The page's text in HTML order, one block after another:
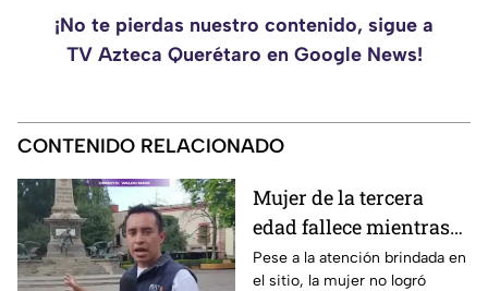
¡No te pierdas nuestro contenido, sigue a
TV Azteca Querétaro en Google News!
CONTENIDO RELACIONADO
Mujer de la tercera
edad fallece mientras
caminaba por el Centro
de Querétaro
Pese a la atención brindada en
el sitio, la mujer no logró